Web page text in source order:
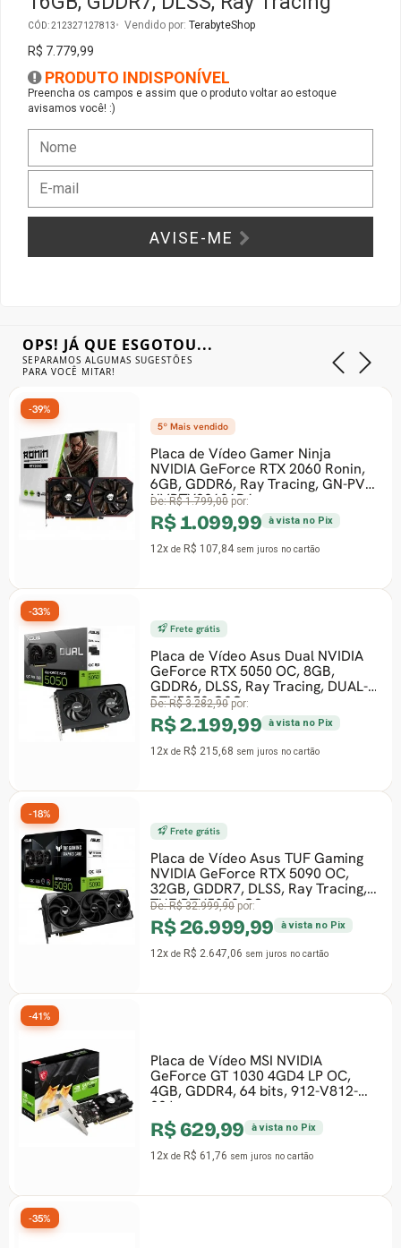
CÓD: 212327127813 Vendido por: TerabyteShop
R$ 7.779,99
PRODUTO INDISPONÍVEL
Preencha os campos e assim que o produto voltar ao estoque
avisamos você! :)
AVISE-ME
OPS! JÁ QUE ESGOTOU...
SEPARAMOS ALGUMAS SUGESTÕES
PARA VOCÊ MITAR!
5º Mais vendido
Placa de Vídeo Gamer Ninja
NVIDIA GeForce RTX 2060 Ronin,
6GB, GDDR6, Ray Tracing, GN-PV-
NVRTX20606D6
De:R$ 1.799,00 por:
R$ 1.099,99 à vista no Pix
12x de R$ 107,84sem juros no cartão
-39%
Frete grátis
Placa de Vídeo Asus Dual NVIDIA
GeForce RTX 5050 OC, 8GB,
GDDR6, DLSS, Ray Tracing, DUAL-
RTX5050-O8G
De:R$ 3.282,90 por:
R$ 2.199,99 à vista no Pix
12x de R$ 215,68 sem juros no cartão
-33%
Frete grátis
Placa de Vídeo Asus TUF Gaming
NVIDIA GeForce RTX 5090 OC,
32GB, GDDR7, DLSS, Ray Tracing,
TUF-RTX5090-O3
De:R$ 32.999,90 por:
R$ 26.999,99 à vista no Pix
12x de R$ 2.647,06 sem juros no cartão
-18%
Placa de Vídeo MSI NVIDIA
GeForce GT 1030 4GD4 LP OC,
4GB, GDDR4, 64 bits, 912-V812-
001
R$ 629,99 à vista no Pix
12x de R$ 61,76 sem juros no cartão
-41%
-35%
Gabinete Liketec
Ver Todos
Fonte Thermaltake
Fontes Diversas
Ver Todos